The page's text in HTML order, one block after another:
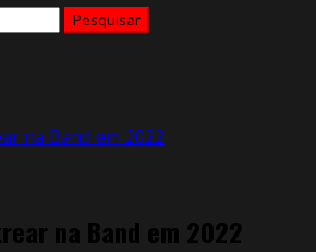
na Band em 2022
na Band em 2022